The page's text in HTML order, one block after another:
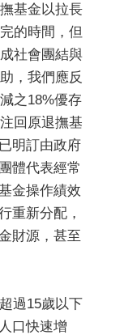
基金以拉長
的時間，但
社會團結與
，我們應反
之18%優存
回原退撫基
明訂由政府
體代表經常
金操作績效
重新分配，
財源，甚至
過15歲以下
口快速增